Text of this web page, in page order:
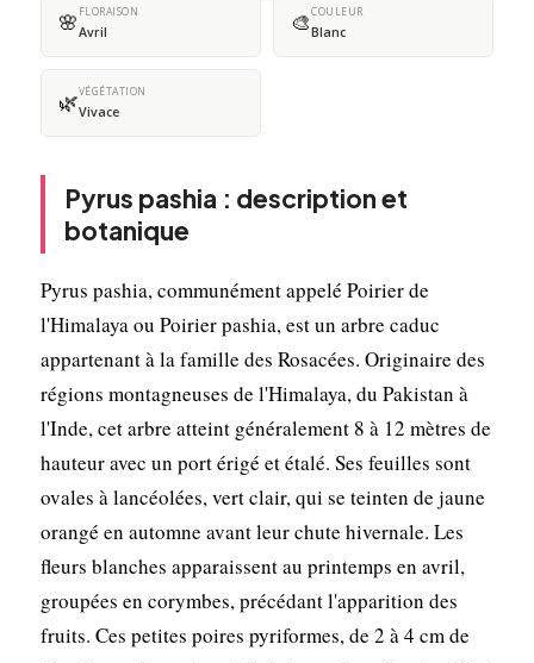
🌸 FLORAISON
Avril 🎨COULEUR
Blanc
🌿VÉGÉTATION
Vivace
Pyrus pashia : description et
botanique
Pyrus pashia, communément appelé Poirier de
l'Himalaya ou Poirier pashia, est un arbre caduc
appartenant à la famille des Rosacées. Originaire des
régions montagneuses de l'Himalaya, du Pakistan à
l'Inde, cet arbre atteint généralement 8 à 12 mètres de
hauteur avec un port érigé et étalé. Ses feuilles sont
ovales à lancéolées, vert clair, qui se teinten de jaune
orangé en automne avant leur chute hivernale. Les
fleurs blanches apparaissent au printemps en avril,
groupées en corymbes, précédant l'apparition des
fruits. Ces petites poires pyriformes, de 2 à 4 cm de